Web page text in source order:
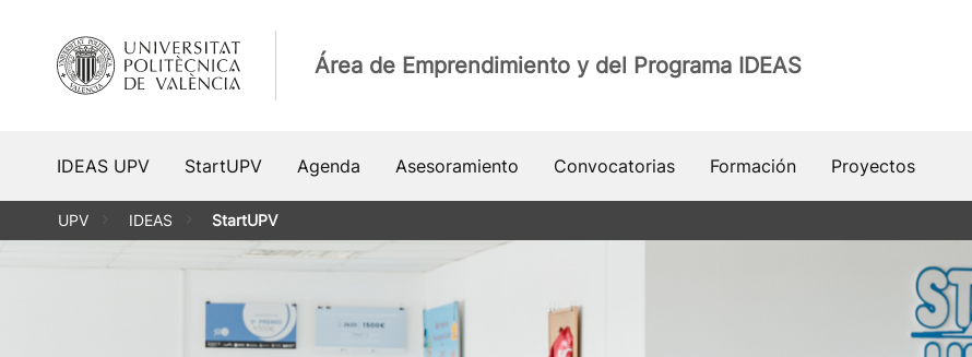
contenido
Área de Emprendimiento y del Programa IDEAS
IDEAS UPV StartUPV Agenda Asesoramiento Convocatorias Formación Proyectos
UPV IDEAS StartUPV